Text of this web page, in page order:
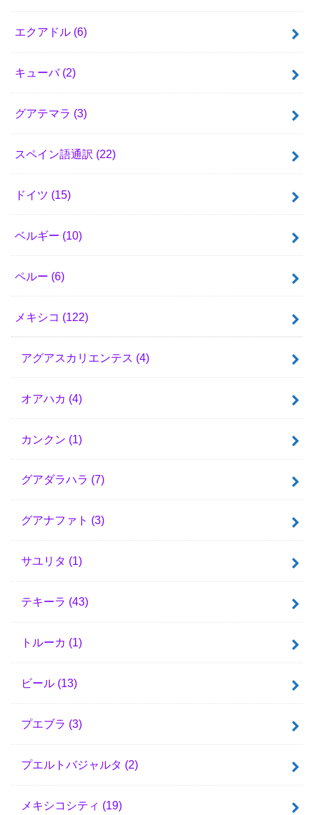
エクアドル (6)
キューバ (2)
グアテマラ (3)
スペイン語通訳 (22)
ドイツ (15)
ベルギー (10)
ペルー (6)
メキシコ (122)
アグアスカリエンテス (4)
オアハカ (4)
カンクン (1)
グアダラハラ (7)
グアナファト (3)
サユリタ (1)
テキーラ (43)
トルーカ (1)
ビール (13)
プエブラ (3)
プエルトバジャルタ (2)
メキシコシティ (19)